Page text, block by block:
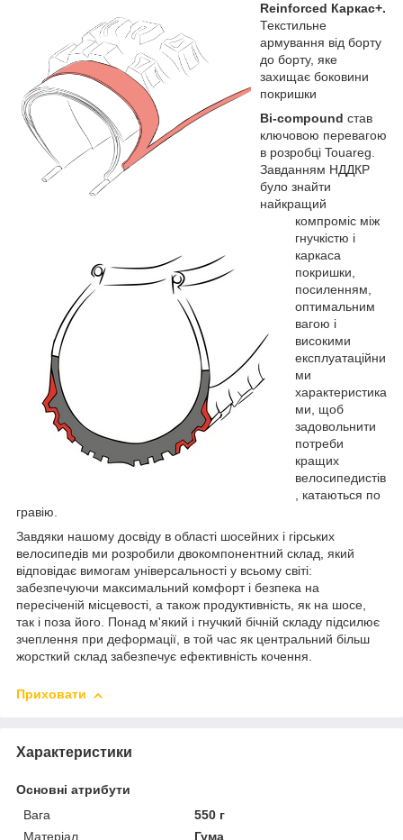
Reinforced Каркас+.
Текстильне
армування від борту
до борту, яке
захищає боковини
покришки
Bi-compound став
ключовою перевагою
в розробці Touareg.
Завданням НДДКР
було знайти
найкращий
компроміс між
гнучкістю і
каркаса
покришки,
посиленням,
оптимальним
вагою і
високими
експлуатаційни
ми
характеристика
ми, щоб
задовольнити
потреби
кращих
велосипедистів
, катаються по
гравію.
Завдяки нашому досвіду в області шосейних і гірських
велосипедів ми розробили двокомпонентний склад, який
відповідає вимогам універсальності у всьому світі:
забезпечуючи максимальний комфорт і безпека на
пересіченій місцевості, а також продуктивність, як на шосе,
так і поза його. Понад м'який і гнучкий бічній складу підсилює
зчеплення при деформації, в той час як центральний більш
жорсткий склад забезпечує ефективність кочення.
Приховати
Характеристики
Основні атрибути
Вага
550 г
Матеріал
Гума